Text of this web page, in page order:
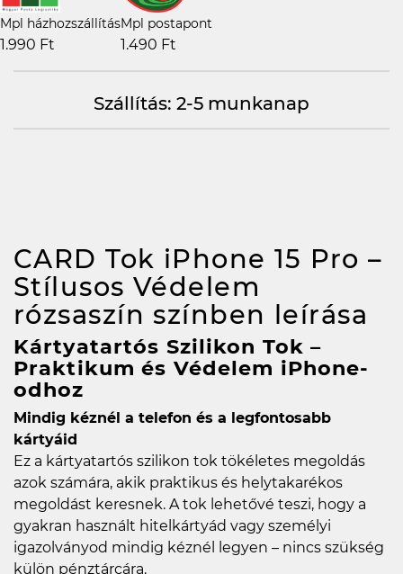
Mpl házhozszállítás
1.990 Ft
Mpl postapont
1.490 Ft
Szállítás: 2-5 munkanap
CARD Tok iPhone 15 Pro –
Stílusos Védelem
rózsaszín színben leírása
Kártyatartós Szilikon Tok –
Praktikum és Védelem iPhone-
odhoz
Mindig kéznél a telefon és a legfontosabb
kártyáid
Ez a kártyatartós szilikon tok tökéletes megoldás
azok számára, akik praktikus és helytakarékos
megoldást keresnek. A tok lehetővé teszi, hogy a
gyakran használt hitelkártyád vagy személyi
igazolványod mindig kéznél legyen – nincs szükség
külön pénztárcára.